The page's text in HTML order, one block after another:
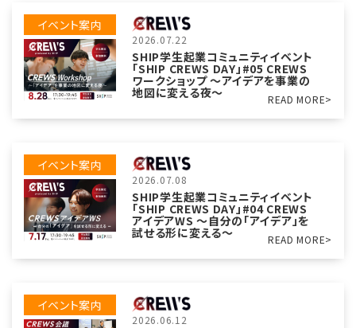
イベント案内
2026.07.22
SHIP学生起業コミュニティイベント
「SHIP CREWS DAY」#05 CREWS
ワークショップ 〜アイデアを事業の
地図に変える夜〜 READ MORE>
イベント案内
2026.07.08
SHIP学生起業コミュニティイベント
「SHIP CREWS DAY」#04 CREWS
アイデアWS 〜自分の「アイデア」を
試せる形に変える〜 READ MORE>
イベント案内
2026.06.12